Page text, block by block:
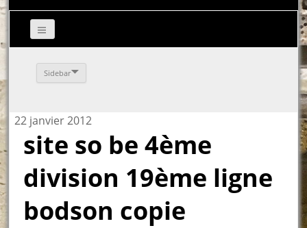
Sidebar
22 janvier 2012
site so be 4ème
division 19ème ligne
bodson copie